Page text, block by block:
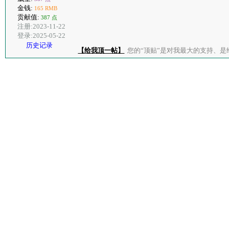
金钱: 165 RMB
贡献值: 387 点
注册:2023-11-22
登录:2025-05-22
历史记录
【给我顶一帖】 您的“顶贴”是对我最大的支持、